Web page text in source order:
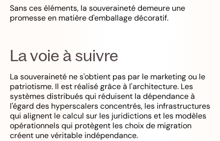
Sans ces éléments, la souveraineté demeure une
promesse en matière d'emballage décoratif.
La voie à suivre
La souveraineté ne s'obtient pas par le marketing ou le
patriotisme. Il est réalisé grâce à l'architecture. Les
systèmes distribués qui réduisent la dépendance à
l'égard des hyperscalers concentrés, les infrastructures
qui alignent le calcul sur les juridictions et les modèles
opérationnels qui protègent les choix de migration
créent une véritable indépendance.